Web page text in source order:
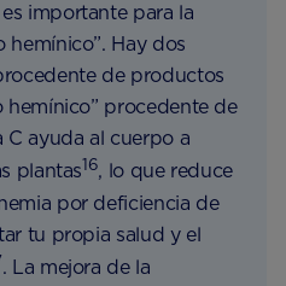
importante para la
hemínico”. Hay dos
de productos
hemínico” procedente de
C ayuda al cuerpo a
plantas16, lo que reduce
por deficiencia de
tu propia salud y el
. La mejora de la